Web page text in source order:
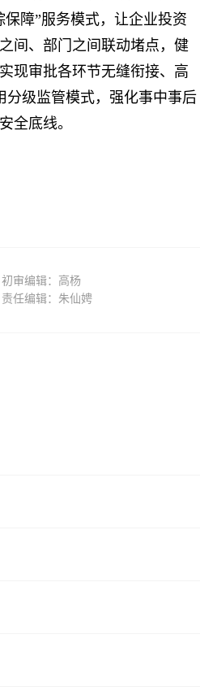
障”服务模式，让企业投资
间、部门之间联动堵点，健
现审批各环节无缝衔接、高
分级监管模式，强化事中事后
全底线。
初审编辑：高杨
责任编辑：朱仙娉